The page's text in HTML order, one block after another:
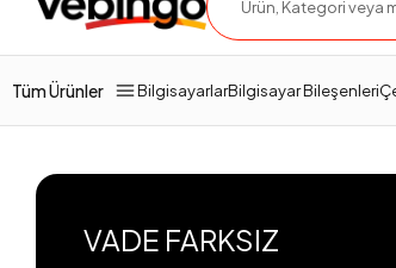
Tüm Ürünler BilgisayarlarBilgisayar Bileşenleri
VADE FARKSIZ